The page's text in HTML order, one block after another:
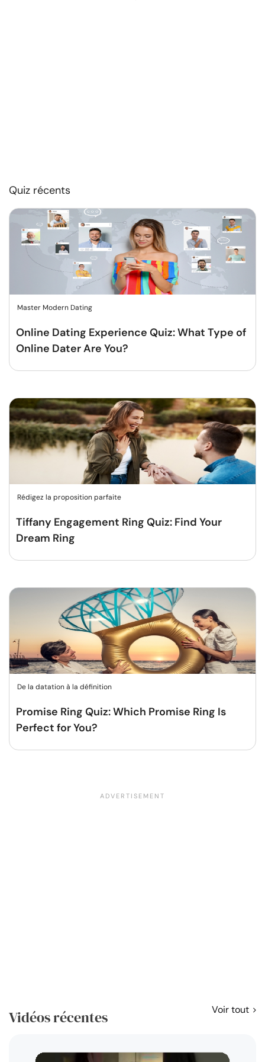
Quiz récents
Master Modern Dating
Online Dating Experience Quiz: What Type of
Online Dater Are You?
Rédigez la proposition parfaite
Tiffany Engagement Ring Quiz: Find Your
Dream Ring
De la datation à la définition
Promise Ring Quiz: Which Promise Ring Is
Perfect for You?
Vidéos récentes Voir tout